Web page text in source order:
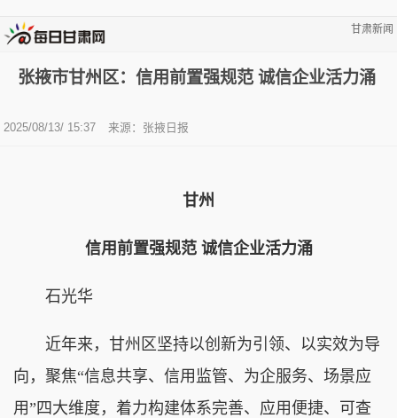
甘肃新闻
张掖市甘州区：信用前置强规范 诚信企业活力涌
2025/08/13/ 15:37 来源：张掖日报
甘州
信用前置强规范 诚信企业活力涌
石光华
近年来，甘州区坚持以创新为引领、以实效为导
向，聚焦“信息共享、信用监管、为企服务、场景应
用”四大维度，着力构建体系完善、应用便捷、可查